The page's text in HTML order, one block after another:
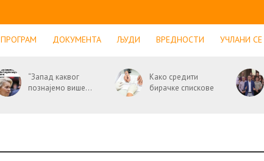
ПРОГРАМ ДОКУМЕНТА ЉУДИ ВРЕДНОСТИ УЧЛАНИ СЕ
“Запад каквог
познајемо више...
Како средити
бирачке спискове